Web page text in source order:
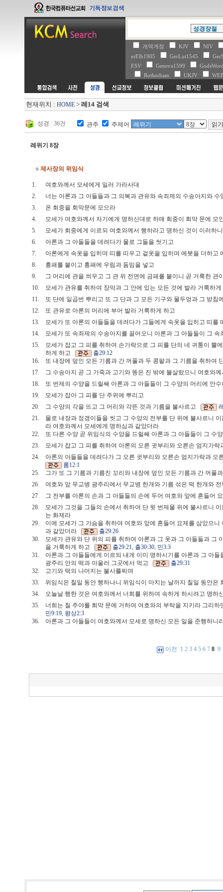
개역개정 KJV
NIV
erElb1905
GerLut1545
ESV
Geneva1599
Rotherham
UKJV
현재위치 : HOME > 레14 검색
성경 : 36건 관주 주제어
레위기 8장
○ 제사장의 위임식
1.
여호와께서 모세에게 일러 가라사대
2.
너는 아론과 그 아들들과 그 의복과 관유와 속죄제의 수송아지와
3.
온 회중을 회막문에 모으라
4.
모세가 여호와께서 자기에게 명하신대로 하매 회중이 회막 문에
5.
모세가 회중에게 이르되 여호와께서 행하라고 명하신 것이 이러하
6.
아론과 그 아들들을 데려다가 물로 그들을 씻기고
7.
아론에게 속옷을 입히며 띠를 띠우고 겉옷을 입히며 에봇을 더하
8.
흉패를 붙이고 흉패에 우림과 둠밈을 넣고
9.
그 머리에 관을 씌우고 그 관 위 전면에 금패를 붙이니 곧 거룩한
10.
모세가 관유를 취하여 장막과 그 안에 있는 모든 것에 발라 거룩하
11.
또 단에 일곱번 뿌리고 또 그 단과 그 모든 기구와 물두멍과 그 받
12.
또 관유로 아론의 머리에 부어 발라 거룩하게 하고
13.
모세가 또 아론의 아들들을 데려다가 그들에게 속옷을 입히고 띠
14.
모세가 또 속죄제의 수송아지를 끌어오니 아론과 그 아들들이 그
15.
모세가 잡고 그 피를 취하여 손가락으로 그 피를 단의 네 귀퉁이 뿔
하게 하고
출29:12
16.
또 내장에 덮인 모든 기름과 간 꺼풀과 두 콩팥과 그 기름을 취하여
17.
그 수송아지 곧 그 가죽과 고기와 똥은 진 밖에 불살랐으니 여호와
18.
또 번제의 수양을 드릴쌔 아론과 그 아들들이 그 수양의 머리에 안
19.
모세가 잡아 그 피를 단 주위에 뿌리고
20.
그 수양의 각을 뜨고 그 머리와 각뜬 것과 기름을 불사르고
21.
물로 내장과 정갱이들을 씻고 그 수양의 전부를 단 위에 불사르니
라 여호와께서 모세에게 명하심과 같았더라
22.
또 다른 수양 곧 위임식의 수양을 드릴쌔 아론과 그 아들들이 그
23.
모세가 잡고 그 피를 취하여 아론의 오른 귓부리와 오른손 엄지가
24.
아론의 아들들을 데려다가 그 오른 귓부리와 오른손 엄지가락과
롬12:1
25.
그가 또 그 기름과 기름진 꼬리와 내장에 덮인 모든 기름과 간 꺼
26.
여호와 앞 무교병 광주리에서 무교병 한개와 기름 섞은 떡 한개와
27.
그 전부를 아론의 손과 그 아들들의 손에 두어 여호와 앞에 흔들어
28.
모세가 그것을 그들의 손에서 취하여 단 윗 번제물 위에 불사르니
는 화제라
29.
이에 모세가 그 가슴을 취하여 여호와 앞에 흔들어 요제를 삼았으
과 같았더라
출29:26
30.
모세가 관유와 단 위의 피를 취하여 아론과 그 옷과 그 아들들과 그
을 거룩하게 하고
출29:21, 출30:30, 민3:3
31.
아론과 그 아들들에게 이르되 내게 이미 명하시기를 아론과 그 아
광주리 안의 떡과 아울러 그곳에서 먹고
출29:31
32.
고기와 떡의 나머지는 불사를찌며
33.
위임식은 칠일 동안 행하나니 위임식이 마치는 날까지 칠일 동안
34.
오늘날 행한 것은 여호와께서 너희를 위하여 속하게 하시려고 명
35.
너희는 칠 주야를 회막 문에 거하여 여호와의 부탁을 지키라 그리
민9:19, 왕상2:3
36.
아론과 그 아들들이 여호와께서 모세로 명하신 모든 일을 준행하
이전 1 2 3 4 5 6 7 8 9